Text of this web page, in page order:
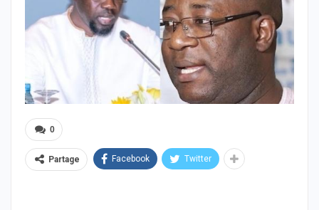
0
Partage Facebook Twitter